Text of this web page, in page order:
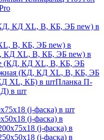
КД XL, В, КБ, ЭБ new) в
В, КБ, ЭБ new) в
КД XL, В, КБ, ЭБ new) в
(КД, КД XL, В, КБ, ЭБ
(КД, КД XL, В, КБ, ЭБ
XL, КБ) в штПланка П-
в шт
(j-фаска) в шт
(j-фаска) в
(j-фаска) в
(j-фаска) в